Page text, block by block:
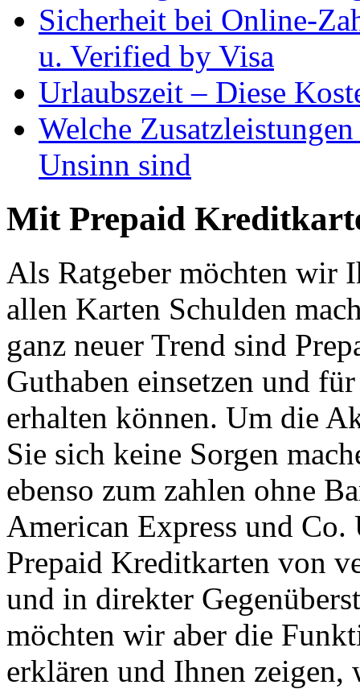
Sicherheit bei Online-
u. Verified by Visa
Urlaubszeit – Diese
Welche
Unsinn sind
Mit Prepaid
Als Ratgeber möchten wir
allen Karten Schulden
ganz neuer Trend sind
Guthaben einsetzen und
erhalten können. Um die
Sie sich keine Sorgen
ebenso zum zahlen ohne
American Express und Co.
Prepaid Kreditkarten von
und in direkter
möchten wir aber die
erklären und Ihnen zeigen,